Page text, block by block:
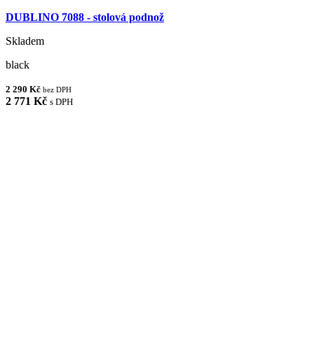
DUBLINO 7088 - stolová podnož
Skladem
black
2 290 Kč bez DPH
2 771 Kč s DPH